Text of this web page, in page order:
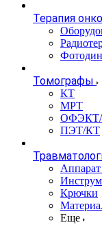
Терапия
Томографы
КТ
МРТ
ПЭТ/КТ
Крючки
Еще